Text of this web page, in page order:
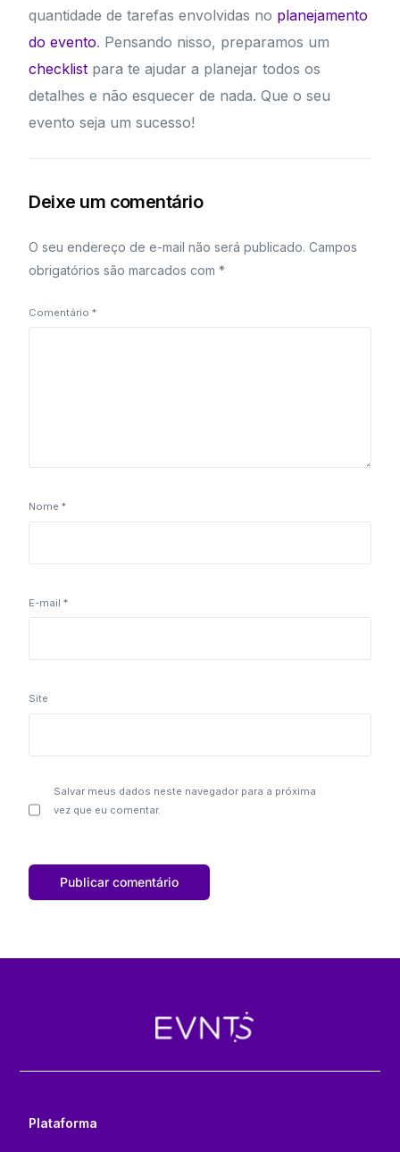
quantidade de tarefas envolvidas no planejamento
do evento. Pensando nisso, preparamos um
checklist para te ajudar a planejar todos os
detalhes e não esquecer de nada. Que o seu
evento seja um sucesso!
Deixe um comentário
O seu endereço de e-mail não será publicado. Campos
obrigatórios são marcados com*
Comentário*
Nome*
E-mail*
Site
Salvar meus dados neste navegador para a próxima
vez que eu comentar.
Plataforma